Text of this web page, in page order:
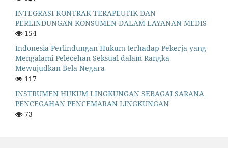
INTEGRASI KONTRAK TERAPEUTIK DAN
PERLINDUNGAN KONSUMEN DALAM LAYANAN MEDIS
154
Indonesia Perlindungan Hukum terhadap Pekerja yang
Mengalami Pelecehan Seksual dalam Rangka
Mewujudkan Bela Negara
117
INSTRUMEN HUKUM LINGKUNGAN SEBAGAI SARANA
PENCEGAHAN PENCEMARAN LINGKUNGAN
73